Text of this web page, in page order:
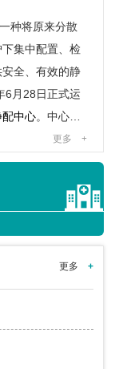
种将原来分散
集中配置、检
全、有效的静
6月28日正式运
配中心。中心…
更多+
更多+